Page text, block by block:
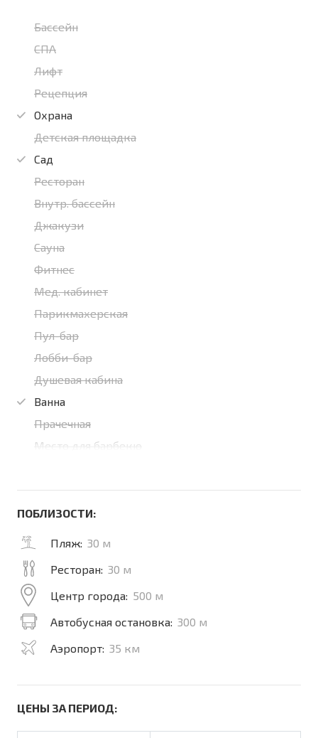
Бассейн
СПА
Лифт
Рецепция
Охрана
Детская площадка
Сад
Ресторан
Внутр. бассейн
Джакузи
Сауна
Фитнес
Мед. кабинет
Парикмахерская
Пул-бар
Лобби-бар
Душевая кабина
Ванна
Прачечная
Место для барбекю
ПОБЛИЗОСТИ:
Пляж: 30 м
Ресторан: 30 м
Центр города: 500 м
Автобусная остановка: 300 м
Аэропорт: 35 км
ЦЕНЫ ЗА ПЕРИОД: